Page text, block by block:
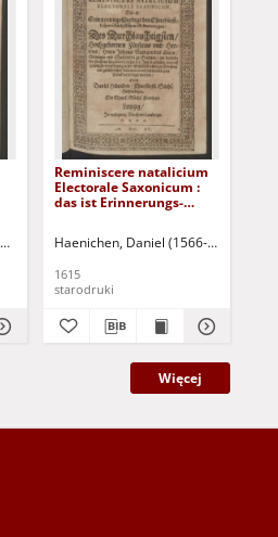
Tobias. Druk Lamberg, Abraham. Druk.
Reminiscere natalicium
Electorale Saxonicum :
das ist Erinnerungs-
Sächsischen
Durchlauchtigsten [...]
Haenichen, Daniel (1566-1619)
1615
starodruki
Więcej